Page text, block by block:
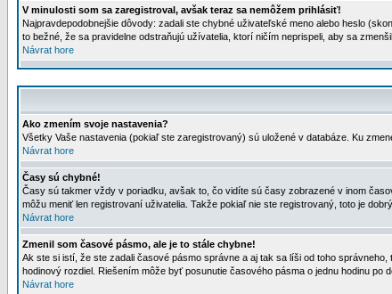
V minulosti som sa zaregistroval, avšak teraz sa nemôžem prihlásiť!
Najpravdepodobnejšie dôvody: zadali ste chybné uživateľské meno alebo heslo
to bežné, že sa pravidelne odstraňujú užívatelia, ktorí ničím neprispeli, aby sa
Návrat hore
Ako zmením svoje nastavenia?
Všetky Vaše nastavenia (pokiaľ ste zaregistrovaný) sú uložené v databáze. Ku
Návrat hore
Časy sú chybné!
Časy sú takmer vždy v poriadku, avšak to, čo vidíte sú časy zobrazené v inom
môžu meniť len registrovaní uživatelia. Takže pokiaľ nie ste registrovaný, toto je
Návrat hore
Zmenil som časové pásmo, ale je to stále chybne!
Ak ste si istí, že ste zadali časové pásmo správne a aj tak sa líši od toho
hodinový rozdiel. Riešením môže byť posunutie časového pásma o jednu hodinu po
Návrat hore